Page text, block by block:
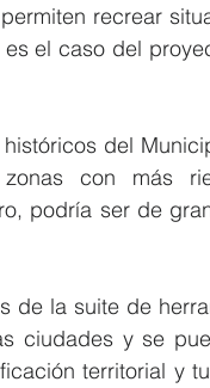
recrear
el caso del
del
con más
podría ser de
de la suite de
ciudades y se
territorial y